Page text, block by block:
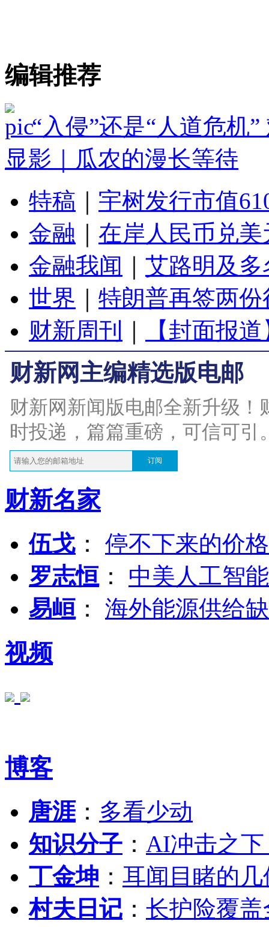
编辑推荐
“入侵”还是“人道危机
显影｜瓜农的漫长等待
特稿
宇树发行市值
金融
在岸人民币兑
金融我闻
艾路明及
世界
特朗普再签两
财新周刊
【封面报
财新网主编精选版电邮
财新网新闻版电邮全新升级
时投递，篇篇重磅，可信可引
订阅
财新名家
伍戈 ： 停不下来的价
罗志恒 ： 中美人工智
易峘 ： 海外能源供给
视频
博客
唐涯： 多看少动
知识分子 ： AI冲击之
丁金坤 ： 耳闻目睹的
村夫日记 ： 长护险覆